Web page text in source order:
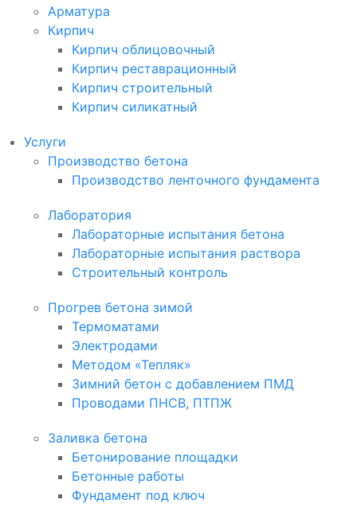
Арматура
Кирпич
Кирпич облицовочный
Кирпич реставрационный
Кирпич строительный
Кирпич силикатный
Услуги
Производство бетона
Производство ленточного фундамента
Лаборатория
Лабораторные испытания бетона
Лабораторные испытания раствора
Строительный контроль
Прогрев бетона зимой
Термоматами
Электродами
Методом «Тепляк»
Зимний бетон с добавлением ПМД
Проводами ПНСВ, ПТПЖ
Заливка бетона
Бетонирование площадки
Бетонные работы
Фундамент под ключ